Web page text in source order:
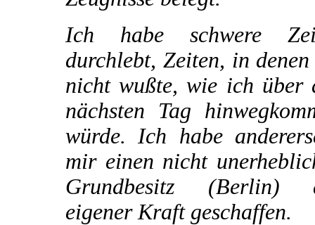
Ich habe schwere
durchlebt, Zeiten, in
nicht wußte, wie ich über
nächsten Tag
würde. Ich habe
mir einen nicht
Grundbesitz (Berlin)
eigener Kraft geschaffen.